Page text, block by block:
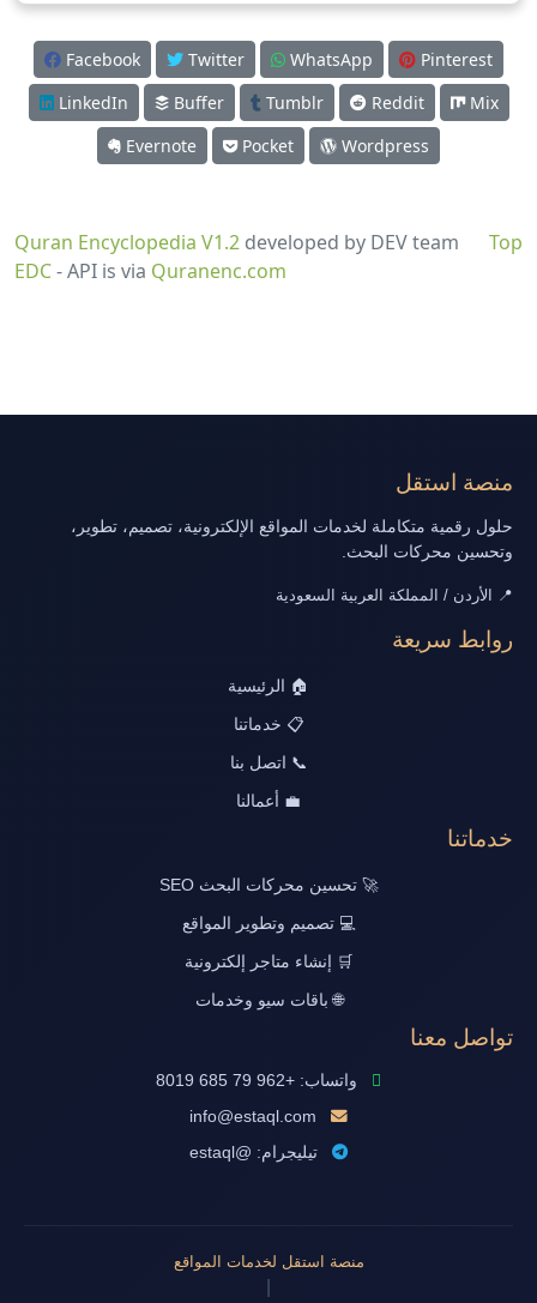
Facebook Twitter WhatsApp
Pinterest
LinkedIn
Buffer Tumblr Reddit
Mix
Evernote
Pocket Wordpress
Top
Quran Encyclopedia V1.2 developed by DEV team
EDC- API is via Quranenc.com
منصة استقل
حلول رقمية متكاملة لخدمات المواقع الإلكترونية، تصميم، تطوير،
وتحسين محركات البحث.
📍 الأردن / المملكة العربية السعودية
روابط سريعة
🏠 الرئيسية
📋 خدماتنا
📞 اتصل بنا
💼 أعمالنا
خدماتنا
🚀 تحسين محركات البحث SEO
💻 تصميم وتطوير المواقع
🛒 إنشاء متاجر إلكترونية
🌐 باقات سيو وخدمات
تواصل معنا
واتساب: +962 79 685 8019
info@estaql.com
تيليجرام: @estaql
منصة استقل لخدمات المواقع